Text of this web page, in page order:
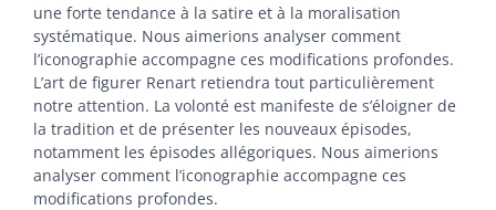
une forte tendance à la satire et à la moralisation
systématique. Nous aimerions analyser comment
l’iconographie accompagne ces modifications profondes.
L’art de figurer Renart retiendra tout particulièrement
notre attention. La volonté est manifeste de s’éloigner de
la tradition et de présenter les nouveaux épisodes,
notamment les épisodes allégoriques. Nous aimerions
analyser comment l’iconographie accompagne ces
modifications profondes.